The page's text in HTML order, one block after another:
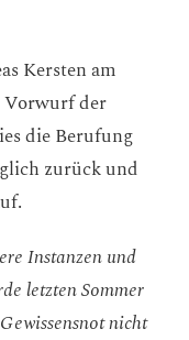
Kersten am
Vorwurf der
die Berufung
zurück und
Instanzen und
letzten Sommer
nicht